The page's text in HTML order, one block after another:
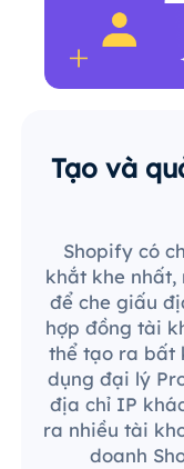
Tạo và
Shopify có
khắt khe nhất,
để che giấu
hợp đồng tài
thể tạo ra bất
dụng đại lý
địa chỉ IP
ra nhiều tài
doanh